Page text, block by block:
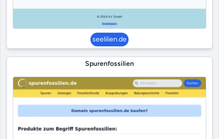
seelilien.de
Spurenfossilien